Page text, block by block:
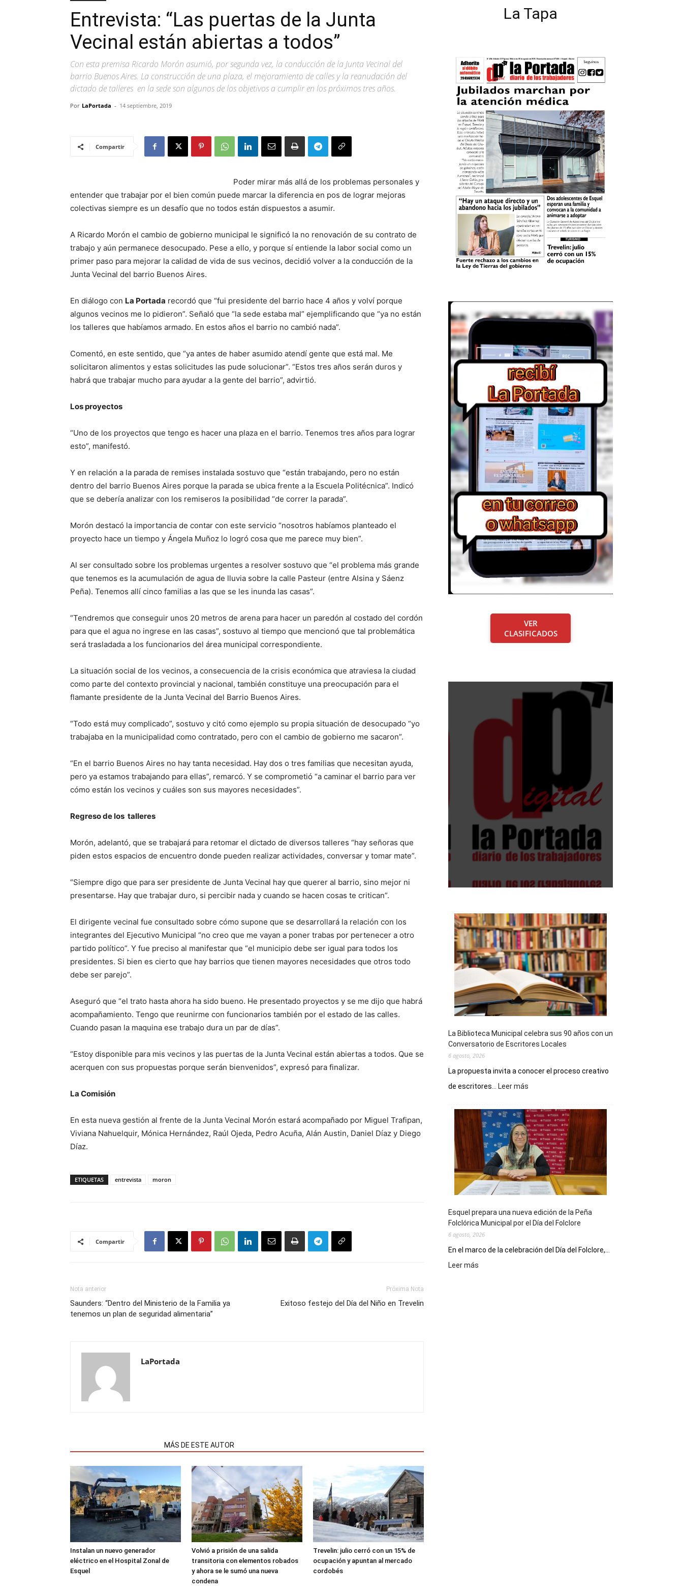
Entrevista: “Las puertas de la Junta
Vecinal están abiertas a todos”
Con esta premisa Ricardo Morón asumió, por segunda vez, la conducción de la Junta Vecinal del
barrio Buenos Aires. La construcción de una plaza, el mejoramiento de calles y la reanudación del
dictado de talleres en la sede son algunos de los objetivos a cumplir en los próximos tres años.
Por LaPortada - 14 septiembre, 2019
Compartir
Poder mirar más allá de los problemas personales y
entender que trabajar por el bien común puede marcar la diferencia en pos de lograr mejoras
colectivas siempre es un desafío que no todos están dispuestos a asumir.
A Ricardo Morón el cambio de gobierno municipal le significó la no renovación de su contrato de
trabajo y aún permanece desocupado. Pese a ello, y porque sí entiende la labor social como un
primer paso para mejorar la calidad de vida de sus vecinos, decidió volver a la conducción de la
Junta Vecinal del barrio Buenos Aires.
En diálogo con La Portada recordó que “fui presidente del barrio hace 4 años y volví porque
algunos vecinos me lo pidieron”. Señaló que “la sede estaba mal” ejemplificando que “ya no están
los talleres que habíamos armado. En estos años el barrio no cambió nada”.
Comentó, en este sentido, que “ya antes de haber asumido atendí gente que está mal. Me
solicitaron alimentos y estas solicitudes las pude solucionar”. “Estos tres años serán duros y
habrá que trabajar mucho para ayudar a la gente del barrio”, advirtió.
Los proyectos
“Uno de los proyectos que tengo es hacer una plaza en el barrio. Tenemos tres años para lograr
esto”, manifestó.
Y en relación a la parada de remises instalada sostuvo que “están trabajando, pero no están
dentro del barrio Buenos Aires porque la parada se ubica frente a la Escuela Politécnica”. Indicó
que se debería analizar con los remiseros la posibilidad “de correr la parada”.
Morón destacó la importancia de contar con este servicio “nosotros habíamos planteado el
proyecto hace un tiempo y Ángela Muñoz lo logró cosa que me parece muy bien”.
Al ser consultado sobre los problemas urgentes a resolver sostuvo que “el problema más grande
que tenemos es la acumulación de agua de lluvia sobre la calle Pasteur (entre Alsina y Sáenz
Peña). Tenemos allí cinco familias a las que se les inunda las casas”.
“Tendremos que conseguir unos 20 metros de arena para hacer un paredón al costado del cordón
para que el agua no ingrese en las casas”, sostuvo al tiempo que mencionó que tal problemática
será trasladada a los funcionarios del área municipal correspondiente.
La situación social de los vecinos, a consecuencia de la crisis económica que atraviesa la ciudad
como parte del contexto provincial y nacional, también constituye una preocupación para el
flamante presidente de la Junta Vecinal del Barrio Buenos Aires.
“Todo está muy complicado”, sostuvo y citó como ejemplo su propia situación de desocupado “yo
trabajaba en la municipalidad como contratado, pero con el cambio de gobierno me sacaron”.
“En el barrio Buenos Aires no hay tanta necesidad. Hay dos o tres familias que necesitan ayuda,
pero ya estamos trabajando para ellas”, remarcó. Y se comprometió “a caminar el barrio para ver
cómo están los vecinos y cuáles son sus mayores necesidades”.
Regreso de los talleres
Morón, adelantó, que se trabajará para retomar el dictado de diversos talleres “hay señoras que
piden estos espacios de encuentro donde pueden realizar actividades, conversar y tomar mate”.
“Siempre digo que para ser presidente de Junta Vecinal hay que querer al barrio, sino mejor ni
presentarse. Hay que trabajar duro, si percibir nada y cuando se hacen cosas te critican”.
El dirigente vecinal fue consultado sobre cómo supone que se desarrollará la relación con los
integrantes del Ejecutivo Municipal “no creo que me vayan a poner trabas por pertenecer a otro
partido político”. Y fue preciso al manifestar que “el municipio debe ser igual para todos los
presidentes. Si bien es cierto que hay barrios que tienen mayores necesidades que otros todo
debe ser parejo”.
Aseguró que “el trato hasta ahora ha sido bueno. He presentado proyectos y se me dijo que habrá
acompañamiento. Tengo que reunirme con funcionarios también por el estado de las calles.
Cuando pasan la maquina ese trabajo dura un par de días”.
“Estoy disponible para mis vecinos y las puertas de la Junta Vecinal están abiertas a todos. Que se
acerquen con sus propuestas porque serán bienvenidos”, expresó para finalizar.
La Comisión
En esta nueva gestión al frente de la Junta Vecinal Morón estará acompañado por Miguel Trafipan,
Viviana Nahuelquir, Mónica Hernández, Raúl Ojeda, Pedro Acuña, Alán Austin, Daniel Díaz y Diego
Díaz.
ETIQUETAS entrevista moron
Compartir
Nota anterior
Saunders: “Dentro del Ministerio de la Familia ya
tenemos un plan de seguridad alimentaria”
Próxima Nota
Exitoso festejo del Día del Niño en Trevelin
LaPortada
MÁS DE ESTE AUTOR
Instalan un nuevo generador
eléctrico en el Hospital Zonal de
Esquel
Volvió a prisión de una salida
transitoria con elementos robados
y ahora se le sumó una nueva
condena
Trevelin: julio cerró con un 15% de
ocupación y apuntan al mercado
cordobés
La Tapa
VER
CLASIFICADOS
La Biblioteca Municipal celebra sus 90 años con un
Conversatorio de Escritores Locales
6 agosto, 2026
La propuesta invita a conocer el proceso creativo
de escritores...
Leer más
Municipal
celebra
sus
90
años
con
un
Conversatorio
Escritores
Locales
Esquel prepara una nueva edición de la Peña
Folclórica Municipal por el Día del Folclore
6 agosto, 2026
En el marco de la celebración del Día del Folclore,...
Leer más